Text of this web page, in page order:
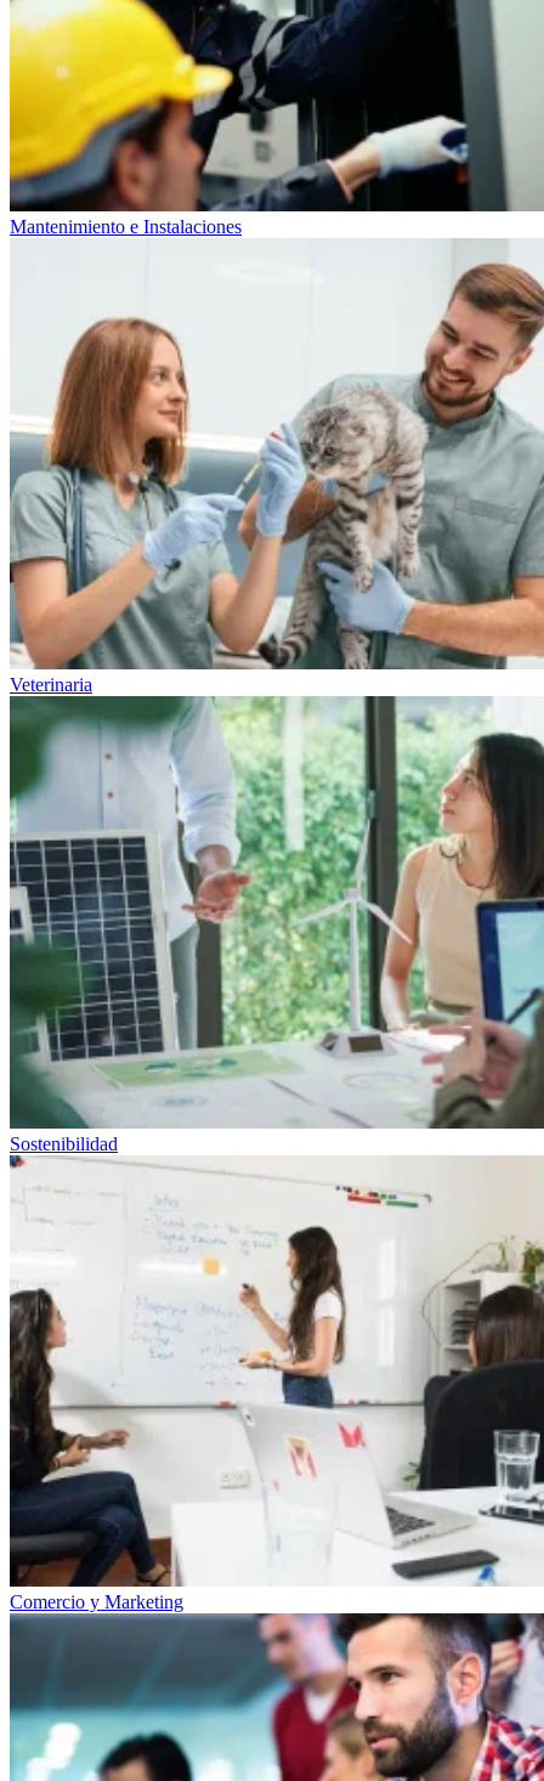
Mantenimiento e Instalaciones
Veterinaria
Sostenibilidad
Comercio y Marketing